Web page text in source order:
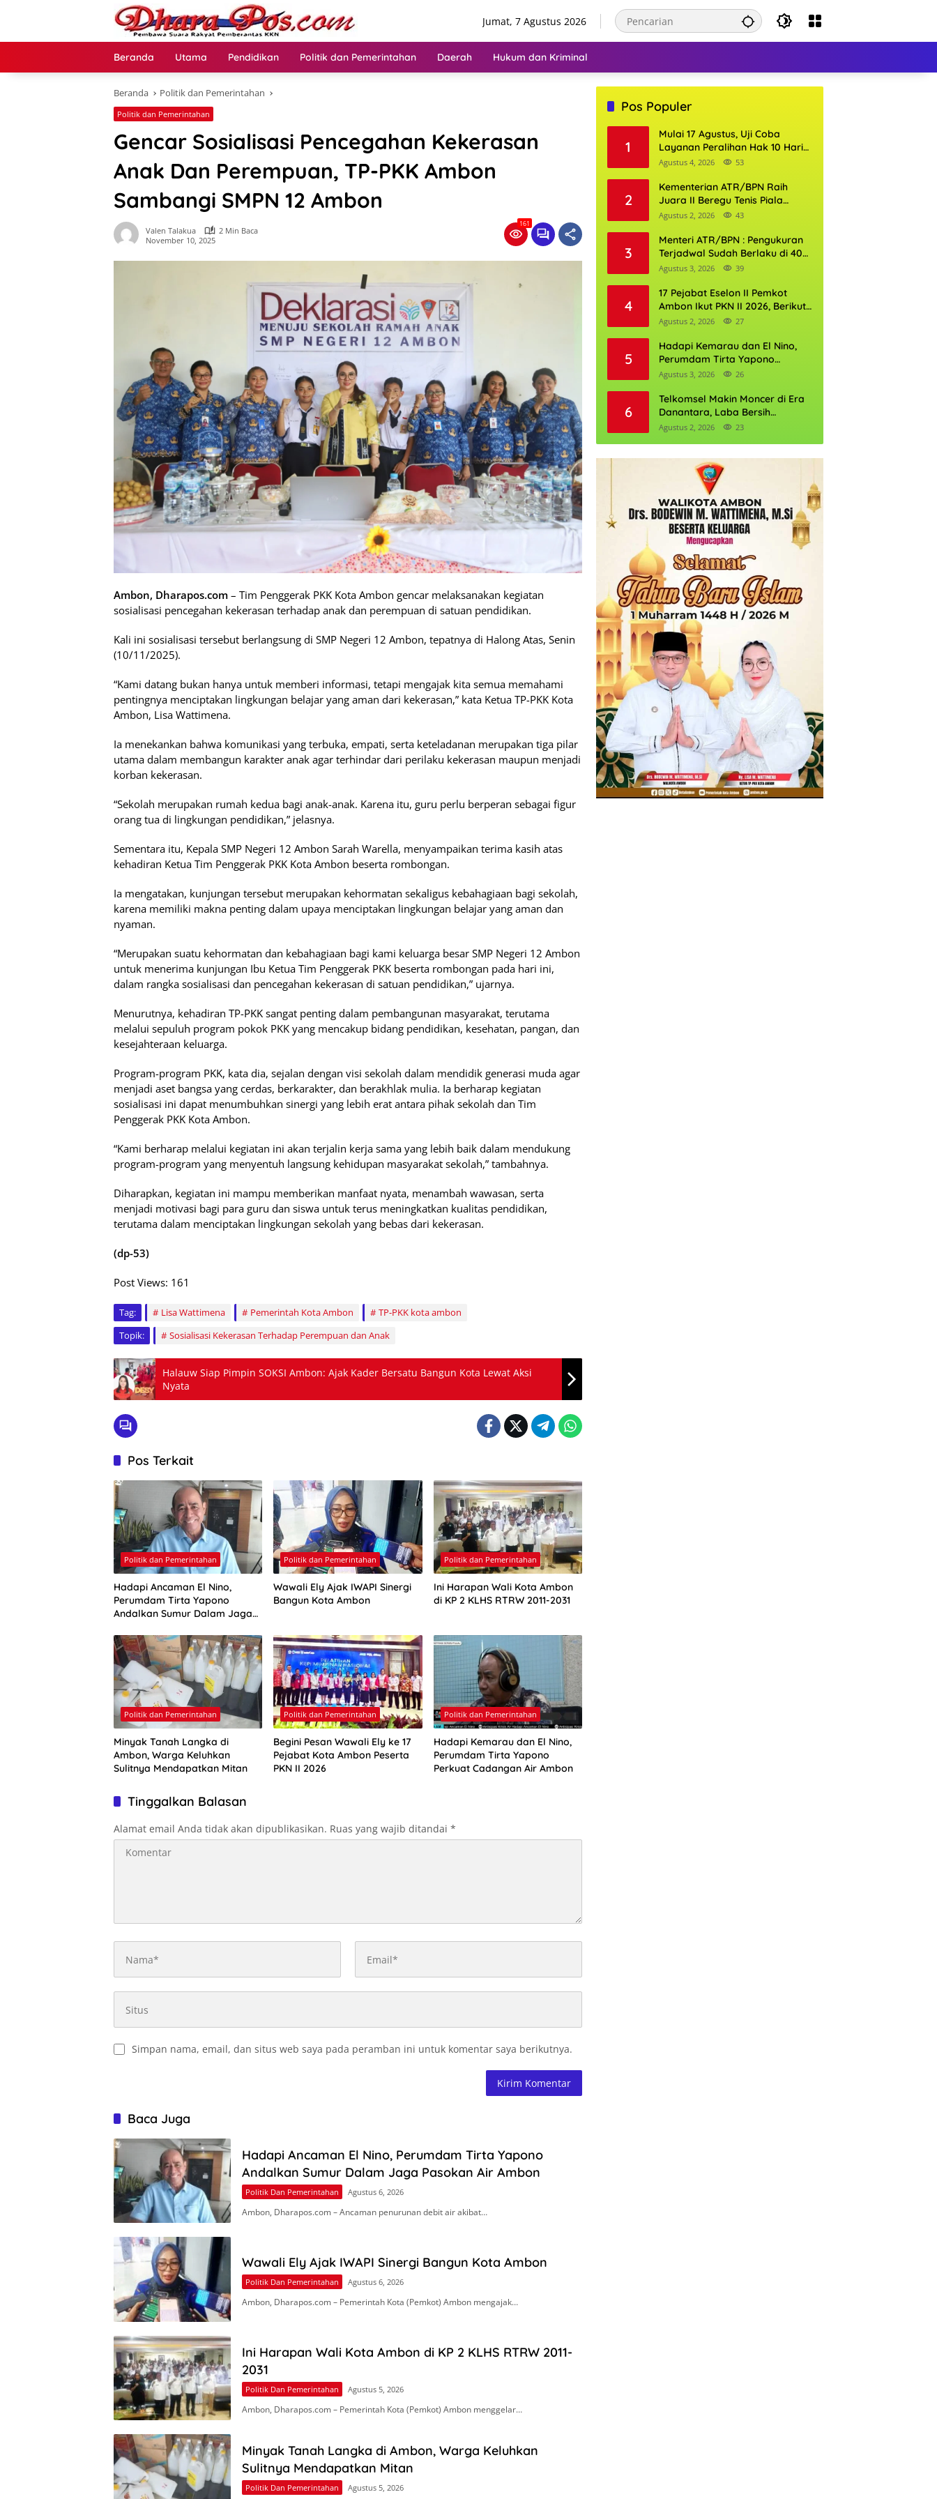
Jumat, 7 Agustus 2026
Beranda Utama Pendidikan Politik dan Pemerintahan Daerah Hukum dan Kriminal
Beranda Politik dan Pemerintahan
Politik dan Pemerintahan
Gencar Sosialisasi Pencegahan Kekerasan
Anak Dan Perempuan, TP-PKK Ambon
Sambangi SMPN 12 Ambon
Valen Talakua
2 Min Baca
November 10, 2025
161
Ambon, Dharapos.com – Tim Penggerak PKK Kota Ambon gencar melaksanakan kegiatan
sosialisasi pencegahan kekerasan terhadap anak dan perempuan di satuan pendidikan.
Kali ini sosialisasi tersebut berlangsung di SMP Negeri 12 Ambon, tepatnya di Halong Atas, Senin
(10/11/2025).
“Kami datang bukan hanya untuk memberi informasi, tetapi mengajak kita semua memahami
pentingnya menciptakan lingkungan belajar yang aman dari kekerasan,” kata Ketua TP-PKK Kota
Ambon, Lisa Wattimena.
Ia menekankan bahwa komunikasi yang terbuka, empati, serta keteladanan merupakan tiga pilar
utama dalam membangun karakter anak agar terhindar dari perilaku kekerasan maupun menjadi
korban kekerasan.
“Sekolah merupakan rumah kedua bagi anak-anak. Karena itu, guru perlu berperan sebagai figur
orang tua di lingkungan pendidikan,” jelasnya.
Sementara itu, Kepala SMP Negeri 12 Ambon Sarah Warella, menyampaikan terima kasih atas
kehadiran Ketua Tim Penggerak PKK Kota Ambon beserta rombongan.
Ia mengatakan, kunjungan tersebut merupakan kehormatan sekaligus kebahagiaan bagi sekolah,
karena memiliki makna penting dalam upaya menciptakan lingkungan belajar yang aman dan
nyaman.
“Merupakan suatu kehormatan dan kebahagiaan bagi kami keluarga besar SMP Negeri 12 Ambon
untuk menerima kunjungan Ibu Ketua Tim Penggerak PKK beserta rombongan pada hari ini,
dalam rangka sosialisasi dan pencegahan kekerasan di satuan pendidikan,” ujarnya.
Menurutnya, kehadiran TP-PKK sangat penting dalam pembangunan masyarakat, terutama
melalui sepuluh program pokok PKK yang mencakup bidang pendidikan, kesehatan, pangan, dan
kesejahteraan keluarga.
Program-program PKK, kata dia, sejalan dengan visi sekolah dalam mendidik generasi muda agar
menjadi aset bangsa yang cerdas, berkarakter, dan berakhlak mulia. Ia berharap kegiatan
sosialisasi ini dapat menumbuhkan sinergi yang lebih erat antara pihak sekolah dan Tim
Penggerak PKK Kota Ambon.
“Kami berharap melalui kegiatan ini akan terjalin kerja sama yang lebih baik dalam mendukung
program-program yang menyentuh langsung kehidupan masyarakat sekolah,” tambahnya.
Diharapkan, kegiatan ini mampu memberikan manfaat nyata, menambah wawasan, serta
menjadi motivasi bagi para guru dan siswa untuk terus meningkatkan kualitas pendidikan,
terutama dalam menciptakan lingkungan sekolah yang bebas dari kekerasan.
(dp-53)
Post Views: 161
Tag: Lisa Wattimena Pemerintah Kota Ambon
TP-PKK kota ambon
Topik:
Sosialisasi Kekerasan Terhadap Perempuan dan Anak
Halauw Siap Pimpin SOKSI Ambon: Ajak Kader Bersatu Bangun Kota Lewat Aksi
Nyata
Pos Terkait
Politik dan Pemerintahan
Hadapi Ancaman El Nino,
Perumdam Tirta Yapono
Andalkan Sumur Dalam Jaga
Politik dan Pemerintahan
Wawali Ely Ajak IWAPI Sinergi
Bangun Kota Ambon
Politik dan Pemerintahan
Ini Harapan Wali Kota Ambon
di KP 2 KLHS RTRW 2011-2031
Politik dan Pemerintahan
Minyak Tanah Langka di
Ambon, Warga Keluhkan
Sulitnya Mendapatkan Mitan
Politik dan Pemerintahan
Begini Pesan Wawali Ely ke 17
Pejabat Kota Ambon Peserta
PKN II 2026
Politik dan Pemerintahan
Hadapi Kemarau dan El Nino,
Perumdam Tirta Yapono
Perkuat Cadangan Air Ambon
Tinggalkan Balasan
Alamat email Anda tidak akan dipublikasikan. Ruas yang wajib ditandai *
Simpan nama, email, dan situs web saya pada peramban ini untuk komentar saya berikutnya.
Baca Juga
Hadapi Ancaman El Nino, Perumdam Tirta Yapono
Andalkan Sumur Dalam Jaga Pasokan Air Ambon
Politik Dan Pemerintahan Agustus 6, 2026
Ambon, Dharapos.com – Ancaman penurunan debit air akibat…
Wawali Ely Ajak IWAPI Sinergi Bangun Kota Ambon
Politik Dan Pemerintahan Agustus 6, 2026
Ambon, Dharapos.com – Pemerintah Kota (Pemkot) Ambon mengajak…
Ini Harapan Wali Kota Ambon di KP 2 KLHS RTRW 2011-
2031
Politik Dan Pemerintahan Agustus 5, 2026
Ambon, Dharapos.com – Pemerintah Kota (Pemkot) Ambon menggelar…
Minyak Tanah Langka di Ambon, Warga Keluhkan
Sulitnya Mendapatkan Mitan
Politik Dan Pemerintahan Agustus 5, 2026
Pos Populer
1
Mulai 17 Agustus, Uji Coba
Layanan Peralihan Hak 10 Hari
di 15 Kantor Pertanahan
Agustus 4, 2026 53
2
Kementerian ATR/BPN Raih
Juara II Beregu Tenis Piala
Gubernur DKI Jakarta 2026
Agustus 2, 2026 43
3
Menteri ATR/BPN : Pengukuran
Terjadwal Sudah Berlaku di 400
Kantor Pertanahan
Agustus 3, 2026 39
4
17 Pejabat Eselon II Pemkot
Ambon Ikut PKN II 2026, Berikut
Daftarnya
Agustus 2, 2026 27
5
Hadapi Kemarau dan El Nino,
Perumdam Tirta Yapono
Perkuat Cadangan Air Ambon
Agustus 3, 2026 26
6
Telkomsel Makin Moncer di Era
Danantara, Laba Bersih
Semester I 2026 Tembus Rp10,4
Agustus 2, 2026 23